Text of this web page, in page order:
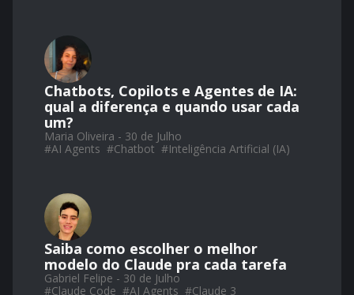
Chatbots, Copilots e Agentes de IA:
qual a diferença e quando usar cada
um?
Maria Oliveira - 30 de Julho
#AI Agents #Chatbot #Inteligência Artificial (IA)
Saiba como escolher o melhor
modelo do Claude pra cada tarefa
Gabriel Felipe - 30 de Julho
#Claude Code #AI Agents #Claude 3